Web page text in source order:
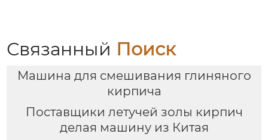
Связанный Поиск
Машина для смешивания глиняного
кирпича
Поставщики летучей золы кирпич
делая машину из Китая